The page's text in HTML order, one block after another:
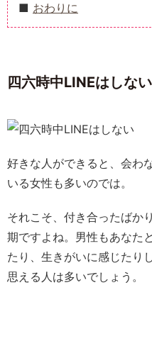
おわりに
四六時中LINEはしない
好きな人ができると、会わ
いる女性も多いのでは。
それこそ、付き合ったばか
期ですよね。男性もあなた
たり、生きがいに感じたり
思える人は多いでしょう。